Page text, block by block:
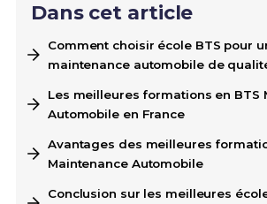
Dans cet article
Comment choisir école BTS pour
maintenance automobile de
Les meilleures formations en BTS
Automobile en France
Avantages des meilleures
Maintenance Automobile
Conclusion sur les meilleures